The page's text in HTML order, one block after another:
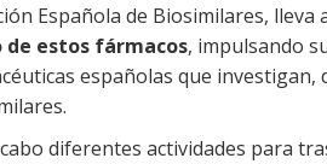
Española de Biosimilares,
de estos fármacos, impulsando
españolas que
diferentes actividades para